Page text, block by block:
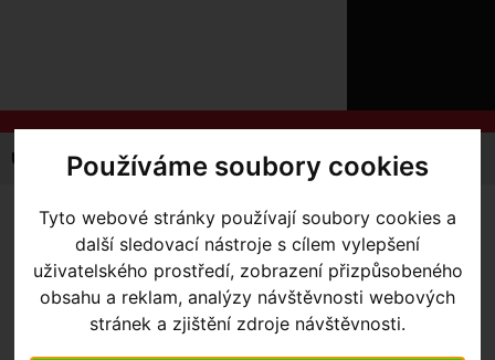
Používáme soubory cookies
Tyto webové stránky používají soubory cookies a
další sledovací nástroje s cílem vylepšení
uživatelského prostředí, zobrazení přizpůsobeného
obsahu a reklam, analýzy návštěvnosti webových
stránek a zjištění zdroje návštěvnosti.
O
NÁKUPU
SLUŽBY
REGISTRACE
ZTRATILI
Úvodní strana Tipy na dárek Dárkový poukaz
DÁRKOVÝ POUKAZ-
Dárkový poukaz 3 000 Kč